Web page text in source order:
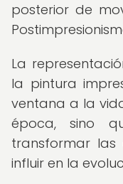
posterior de
La
la pintura
ventana a la
época, sino
transformar las
influir en la